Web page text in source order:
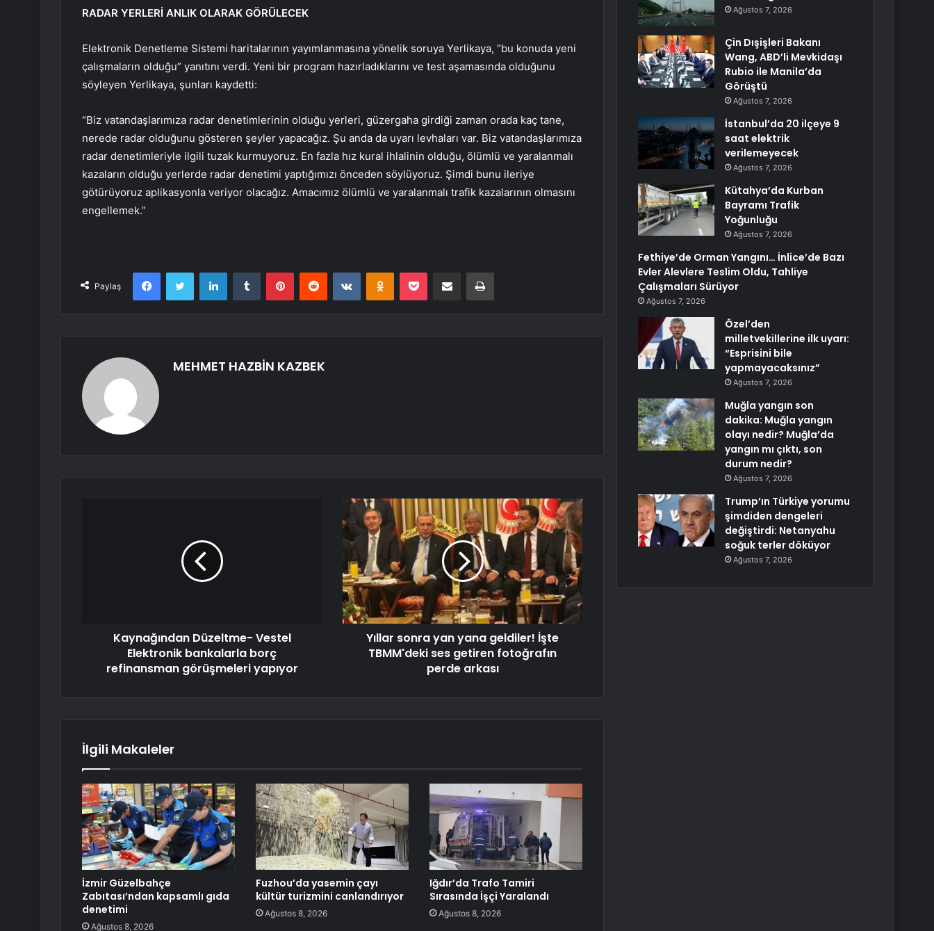
RADAR YERLERİ ANLIK OLARAK GÖRÜLECEK
Elektronik Denetleme Sistemi haritalarının yayımlanmasına yönelik soruya Yerlikaya, “bu konuda yeni
çalışmaların olduğu” yanıtını verdi. Yeni bir program hazırladıklarını ve test aşamasında olduğunu
söyleyen Yerlikaya, şunları kaydetti:
“Biz vatandaşlarımıza radar denetimlerinin olduğu yerleri, güzergaha girdiği zaman orada kaç tane,
nerede radar olduğunu gösteren şeyler yapacağız. Şu anda da uyarı levhaları var. Biz vatandaşlarımıza
radar denetimleriyle ilgili tuzak kurmuyoruz. En fazla hız kural ihlalinin olduğu, ölümlü ve yaralanmalı
kazaların olduğu yerlerde radar denetimi yaptığımızı önceden söylüyoruz. Şimdi bunu ileriye
götürüyoruz aplikasyonla veriyor olacağız. Amacımız ölümlü ve yaralanmalı trafik kazalarının olmasını
engellemek.”
Paylaş
FacebookTwitter LinkedInTumblr PinterestReddit VKontakteOdnoklassniki
Pocket E-Posta ile paylaş Yazdır
MEHMET HAZBİN KAZBEK
Kaynağından Düzeltme- Vestel
Elektronik bankalarla borç
refinansman görüşmeleri yapıyor
Yıllar sonra yan yana geldiler! İşte
TBMM'deki ses getiren fotoğrafın
perde arkası
İlgili Makaleler
İzmir Güzelbahçe
Zabıtası’ndan kapsamlı gıda
denetimi
Ağustos 8, 2026
Fuzhou’da yasemin çayı
kültür turizmini canlandırıyor
Ağustos 8, 2026
Iğdır’da Trafo Tamiri
Sırasında İşçi Yaralandı
Ağustos 8, 2026
Ağustos 7, 2026
Çin Dışişleri Bakanı
Wang, ABD’li Mevkidaşı
Rubio ile Manila’da
Görüştü
Ağustos 7, 2026
İstanbul’da 20 ilçeye 9
saat elektrik
verilemeyecek
Ağustos 7, 2026
Kütahya’da Kurban
Bayramı Trafik
Yoğunluğu
Ağustos 7, 2026
Fethiye’de Orman Yangını… İnlice’de Bazı
Evler Alevlere Teslim Oldu, Tahliye
Çalışmaları Sürüyor
Ağustos 7, 2026
Özel’den
milletvekillerine ilk uyarı:
“Esprisini bile
yapmayacaksınız”
Ağustos 7, 2026
Muğla yangın son
dakika: Muğla yangın
olayı nedir? Muğla’da
yangın mı çıktı, son
durum nedir?
Ağustos 7, 2026
Trump’ın Türkiye yorumu
şimdiden dengeleri
değiştirdi: Netanyahu
soğuk terler döküyor
Ağustos 7, 2026